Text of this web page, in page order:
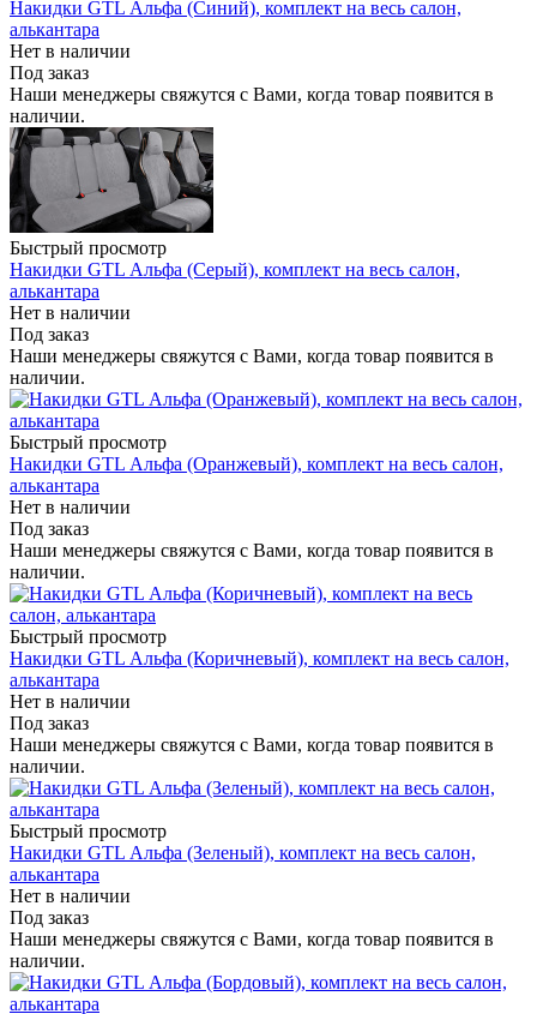
Накидки GTL Альфа (Синий), комплект на весь салон,
алькантара
Нет в наличии
Под заказ
Наши менеджеры свяжутся с Вами, когда товар появится в
наличии.
Быстрый просмотр
Накидки GTL Альфа (Серый), комплект на весь салон,
алькантара
Нет в наличии
Под заказ
Наши менеджеры свяжутся с Вами, когда товар появится в
наличии.
Быстрый просмотр
Накидки GTL Альфа (Оранжевый), комплект на весь салон,
алькантара
Нет в наличии
Под заказ
Наши менеджеры свяжутся с Вами, когда товар появится в
наличии.
Быстрый просмотр
Накидки GTL Альфа (Коричневый), комплект на весь салон,
алькантара
Нет в наличии
Под заказ
Наши менеджеры свяжутся с Вами, когда товар появится в
наличии.
Быстрый просмотр
Накидки GTL Альфа (Зеленый), комплект на весь салон,
алькантара
Нет в наличии
Под заказ
Наши менеджеры свяжутся с Вами, когда товар появится в
наличии.